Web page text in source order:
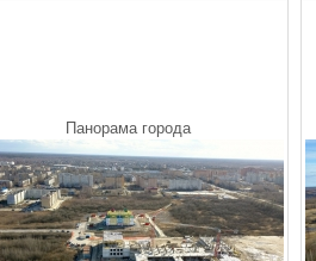
Панорама города